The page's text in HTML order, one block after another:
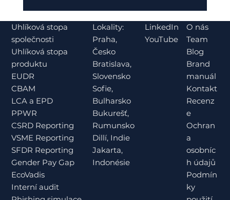
společnostem Brantner na
Slovensku nastavit a vypočítat
Gender Pay Gap podle EU Pay
Transparency Directive
Uhlíková stopa
společnosti
Uhlíková stopa
produktu
EUDR
CBAM
LCA a EPD
PPWR
CSRD Reporting
VSME Reporting
SFDR Reporting
Gender Pay Gap
EcoVadis
Interní audit
Lokality:
Praha,
Česko
Bratislava,
Slovensko
Sofie,
Bulharsko
Bukurešť,
Rumunsko
Dillí, Indie
Jakarta,
Indonésie
O nás
Team
Blog
Brand
manuál
Kontakt
Recenz
e
Ochran
a
osobníc
h údajů
Podmín
ky
LinkedIn
YouTube